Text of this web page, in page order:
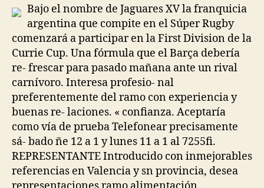
Bajo el nombre de Jaguares XV la franquicia
argentina que compite en el Súper Rugby
comenzará a participar en la First Division de la
Currie Cup. Una fórmula que el Barça debería
re- frescar para pasado mañana ante un rival
carnívoro. Interesa profesio- nal
preferentemente del ramo con experiencia y
buenas re- laciones. « confianza. Aceptaría
como vía de prueba Telefonear precisamente
sá- bado ñe 12 a 1 y lunes 11 a 1 al 7255fi.
REPRESENTANTE Introducido con inmejorables
referencias en Valencia y sn provincia, desea